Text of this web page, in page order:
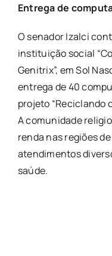
Entrega de
O senador Izalci
instituição social
Genitrix”, em Sol
entrega de 40
projeto “Reciclando
A comunidade
renda nas regiões
atendimentos
saúde.